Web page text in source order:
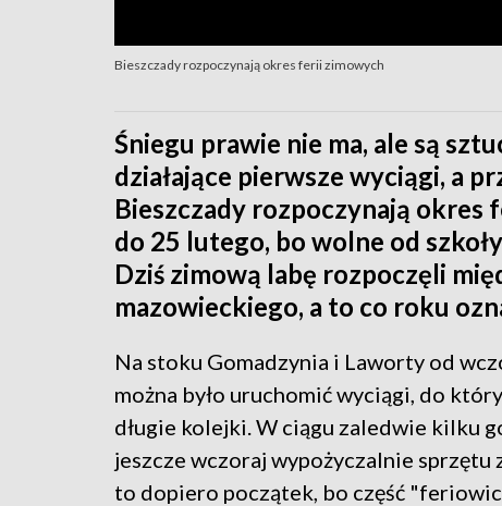
Bieszczady rozpoczynają okres ferii zimowych
Śniegu prawie nie ma, ale są
działające pierwsze wyciągi, a
Bieszczady rozpoczynają okres
do 25 lutego, bo wolne od
Dziś zimową labę rozpoczęli
mazowieckiego, a to co roku
Na stoku Gomadzynia i Laworty od
można było uruchomić wyciągi, do
długie kolejki. W ciągu zaledwie kilku
jeszcze wczoraj wypożyczalnie sprzętu
to dopiero początek, bo część